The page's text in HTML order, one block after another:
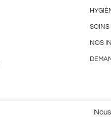
SOINS
NOS
Utilisation des